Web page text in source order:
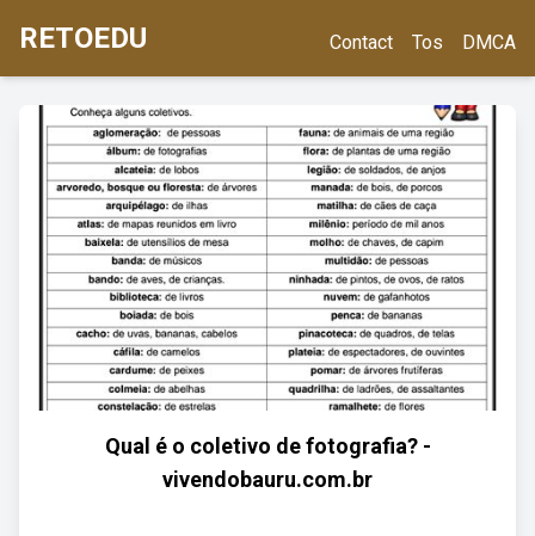
RETOEDU Contact Tos DMCA
Qual é o coletivo de fotografia? -
vivendobauru.com.br